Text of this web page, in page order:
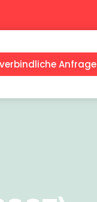
Anfrage